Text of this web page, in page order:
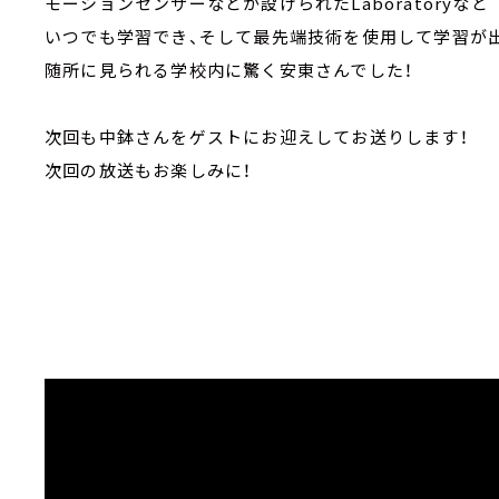
いつでも学習でき、そして最先端技術を使用して学習が
随所に見られる学校内に驚く安東さんでした！
次回も中鉢さんをゲストにお迎えしてお送りします！
次回の放送もお楽しみに！